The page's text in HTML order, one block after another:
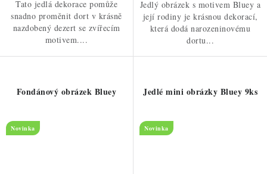
Tato jedlá dekorace pomůže
snadno proměnit dort v krásně
nazdobený dezert se zvířecím
motivem....
Jedlý obrázek s motivem Bluey a
její rodiny je krásnou dekorací,
která dodá narozeninovému
dortu...
Fondánový obrázek Bluey
Novinka
Jedlé mini obrázky Bluey 9ks
Novinka